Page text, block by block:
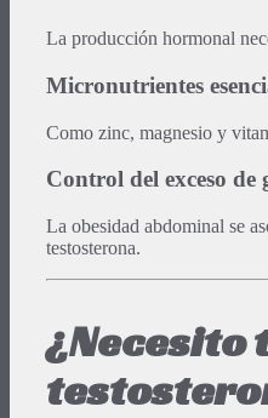
La producción hormonal
Micronutrientes
Como zinc, magnesio y
Control del exceso
La obesidad abdominal se
testosterona.
¿Necesito